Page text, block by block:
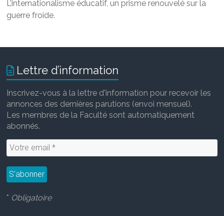
L’internationalisme éducatif, un prisme renouvelé sur la
guerre froide.
Lettre d’information
Inscrivez-vous à la lettre d'information pour recevoir les
annonces des dernières parutions (envoi mensuel).
Les membres de la Faculté sont automatiquement
abonnés.
* Obligatoire